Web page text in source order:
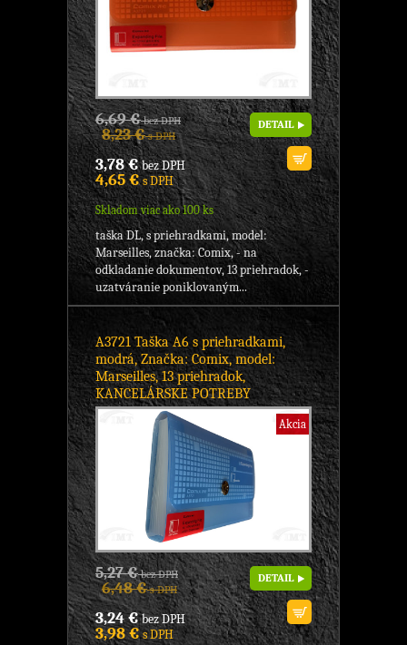
6,69 €bez DPH
8,23 €s DPH
3,78 €bez DPH
4,65 €s DPH
Skladom viac ako 100 ks
DETAIL
taška DL, s priehradkami, model:
Marseilles, značka: Comix, - na
odkladanie dokumentov, 13 priehradok, -
uzatváranie poniklovaným...
A3721 Taška A6 s priehradkami,
modrá, Značka: Comix, model:
Marseilles, 13 priehradok,
KANCELÁRSKE POTREBY
Akcia
5,27 €bez DPH
6,48 €s DPH
3,24 €bez DPH
3,98 €s DPH
DETAIL